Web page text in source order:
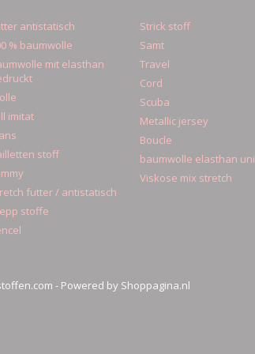
antistatisch
% baumwolle
mit elasthan
imitat
stoff
futter / antistatisch
stoffe
Strick stoff
Samt
Travel
Cord
Scuba
Metallic jersey
Boucle
baumwolle elasthan uni
Viskose mix stretch
- Powered by Shoppagina.nl